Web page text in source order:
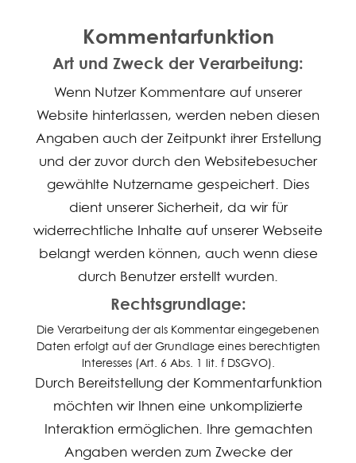
Kommentarfunktion
Art und Zweck der Verarbeitung:
Wenn Nutzer Kommentare auf unserer
Website hinterlassen, werden neben diesen
Angaben auch der Zeitpunkt ihrer Erstellung
und der zuvor durch den Websitebesucher
gewählte Nutzername gespeichert. Dies
dient unserer Sicherheit, da wir für
widerrechtliche Inhalte auf unserer Webseite
belangt werden können, auch wenn diese
durch Benutzer erstellt wurden.
Rechtsgrundlage:
Die Verarbeitung der als Kommentar eingegebenen
Daten erfolgt auf der Grundlage eines berechtigten
Interesses (Art. 6 Abs. 1 lit. f DSGVO).
Durch Bereitstellung der Kommentarfunktion
möchten wir Ihnen eine unkomplizierte
Interaktion ermöglichen. Ihre gemachten
Angaben werden zum Zwecke der